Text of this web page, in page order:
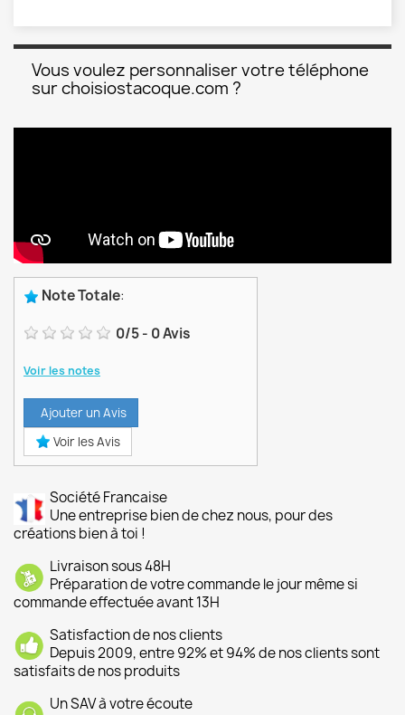
Vous voulez personnaliser votre téléphone
sur choisiostacoque.com ?
Note Totale:
0/5- 0Avis
Voir les notes
Ajouter un Avis
Voir les Avis
Société Francaise
Une entreprise bien de chez nous, pour des
créations bien à toi !
Livraison sous 48H
Préparation de votre commande le jour même si
commande effectuée avant 13H
Satisfaction de nos clients
Depuis 2009, entre 92% et 94% de nos clients sont
satisfaits de nos produits
Un SAV à votre écoute